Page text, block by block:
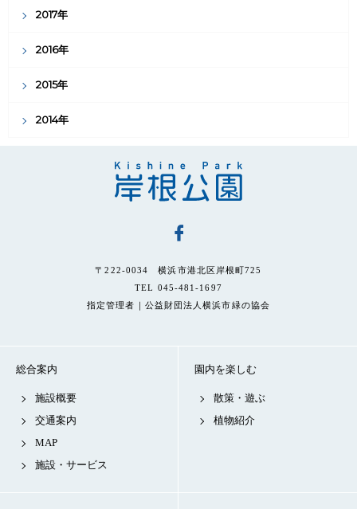
2017年
2016年
2015年
2014年
〒222-0034 横浜市港北区岸根町725
TEL 045-481-1697
指定管理者｜公益財団法人横浜市緑の協会
総合案内
施設概要
交通案内
MAP
施設・サービス
園内を楽しむ
散策・遊ぶ
植物紹介